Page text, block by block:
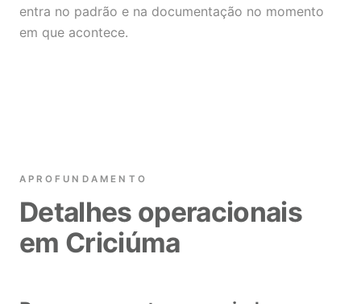
entra no padrão e na documentação no momento
em que acontece.
APROFUNDAMENTO
Detalhes operacionais
em Criciúma